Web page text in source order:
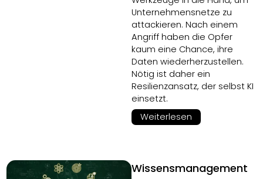
Unternehmensnetze zu
attackieren. Nach einem
Angriff haben die Opfer
kaum eine Chance, ihre
Daten wiederherzustellen.
Nötig ist daher ein
Resilienzansatz, der selbst KI
einsetzt.
Weiterlesen
Wissensmanagement